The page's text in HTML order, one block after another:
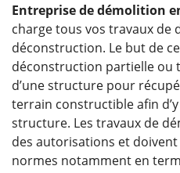
Entreprise de démolition
charge tous vos travaux de
déconstruction. Le but de
déconstruction partielle ou
d’une structure pour
terrain constructible afin
structure. Les travaux de
des autorisations et
normes notamment en